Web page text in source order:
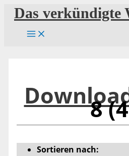
Zum
Inhalt
springen
Das verkündigte
8
Sortieren nach: